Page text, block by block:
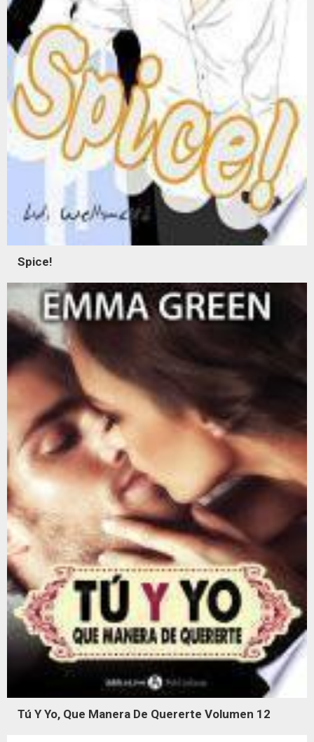
Spice!
Tú Y Yo, Que Manera De Quererte Volumen 12